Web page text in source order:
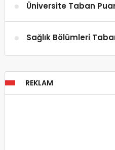
Üniversite Taban
Sağlık Bölümleri
REKLAM